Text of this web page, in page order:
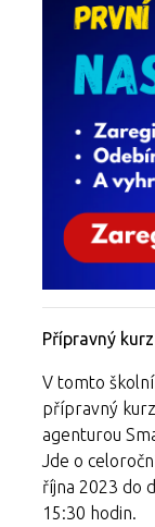
Přípravný
V tomto
přípravný
agenturou
Jde o
října 2023 do
15:30 hodin.